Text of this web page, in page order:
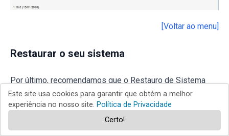
[Voltar ao menu]
Restaurar o seu sistema
Por último, recomendamos que o Restauro de Sistema
volte ao estado anterior ao erro da aplicação 0xc0000005.
Para usar esta ferramenta, deve ter criado pontos de
restauro. Com um Ponto de Restauro criado, este recurso
Este site usa cookies para garantir que obtém a melhor
experiência no nosso site. Política de Privacidade
Certo!